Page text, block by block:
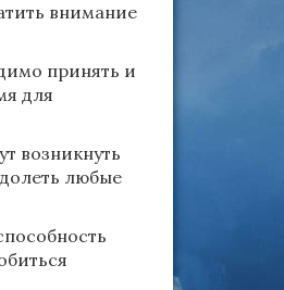
внимание
принять и
для
возникнуть
любые